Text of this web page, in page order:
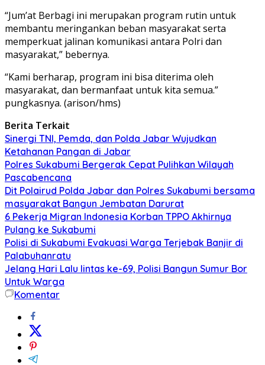
“Jum’at Berbagi ini merupakan program rutin untuk
membantu meringankan beban masyarakat serta
memperkuat jalinan komunikasi antara Polri dan
masyarakat,” bebernya.
“Kami berharap, program ini bisa diterima oleh
masyarakat, dan bermanfaat untuk kita semua.”
pungkasnya. (arison/hms)
Berita Terkait
Sinergi TNI, Pemda, dan Polda Jabar Wujudkan
Ketahanan Pangan di Jabar
Polres Sukabumi Bergerak Cepat Pulihkan Wilayah
Pascabencana
Dit Polairud Polda Jabar dan Polres Sukabumi bersama
masyarakat Bangun Jembatan Darurat
6 Pekerja Migran Indonesia Korban TPPO Akhirnya
Pulang ke Sukabumi
Polisi di Sukabumi Evakuasi Warga Terjebak Banjir di
Palabuhanratu
Jelang Hari Lalu lintas ke-69, Polisi Bangun Sumur Bor
Untuk Warga
Komentar